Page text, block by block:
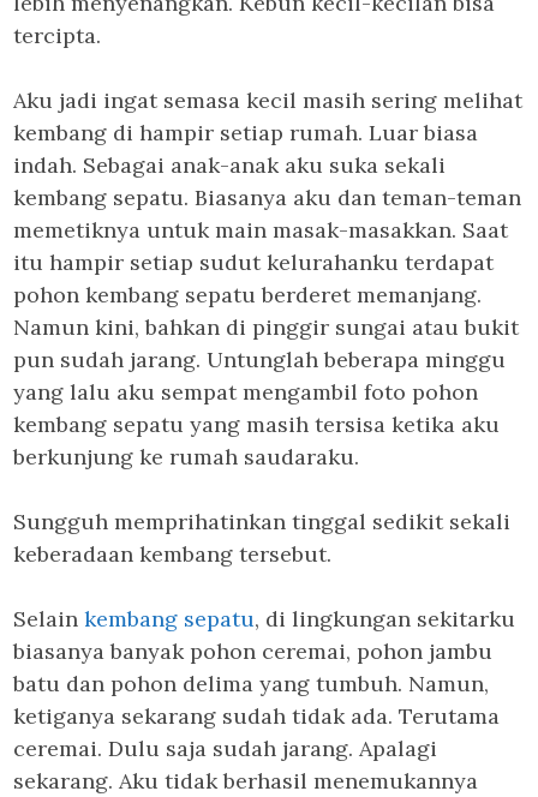
tercipta.
Aku jadi ingat semasa kecil masih sering melihat
kembang di hampir setiap rumah. Luar biasa
indah. Sebagai anak-anak aku suka sekali
kembang sepatu. Biasanya aku dan teman-teman
memetiknya untuk main masak-masakkan. Saat
itu hampir setiap sudut kelurahanku terdapat
pohon kembang sepatu berderet memanjang.
Namun kini, bahkan di pinggir sungai atau bukit
pun sudah jarang. Untunglah beberapa minggu
yang lalu aku sempat mengambil foto pohon
kembang sepatu yang masih tersisa ketika aku
berkunjung ke rumah saudaraku.
Sungguh memprihatinkan tinggal sedikit sekali
keberadaan kembang tersebut.
Selainkembang sepatu, di lingkungan sekitarku
biasanya banyak pohon ceremai, pohon jambu
batu dan pohon delima yang tumbuh. Namun,
ketiganya sekarang sudah tidak ada. Terutama
ceremai. Dulu saja sudah jarang. Apalagi
sekarang. Aku tidak berhasil menemukannya